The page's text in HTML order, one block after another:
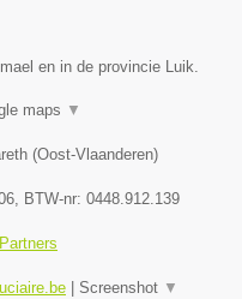
en in de provincie Luik.
maps ▼
(Oost-Vlaanderen)
, BTW-nr: 0448.912.139
Screenshot ▼